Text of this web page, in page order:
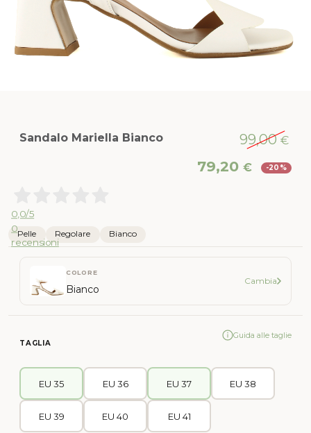
Sandalo Mariella Bianco 99,00€
prezzo
79,20 € -20%
0,0/5
0
recensioni
Pelle Regolare Bianco
COLORE
Bianco
Cambia
TAGLIA
Guida alle taglie
EU 35 EU 36 EU 37 EU 38
EU 39 EU 40 EU 41